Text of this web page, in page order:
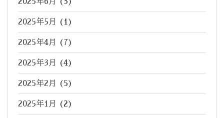
2025年5月 (1)
2025年4月 (7)
2025年3月 (4)
2025年2月 (5)
2025年1月 (2)